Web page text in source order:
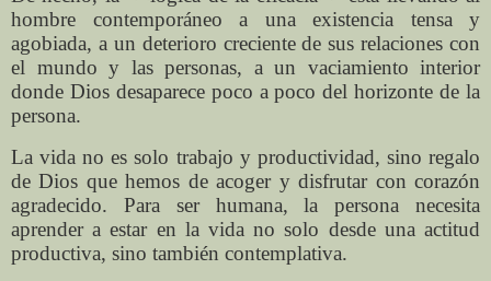
hombre contemporáneo a una existencia tensa y
agobiada, a un deterioro creciente de sus relaciones con
el mundo y las personas, a un vaciamiento interior
donde Dios desaparece poco a poco del horizonte de la
persona.
La vida no es solo trabajo y productividad, sino regalo
de Dios que hemos de acoger y disfrutar con corazón
agradecido. Para ser humana, la persona necesita
aprender a estar en la vida no solo desde una actitud
productiva, sino también contemplativa.